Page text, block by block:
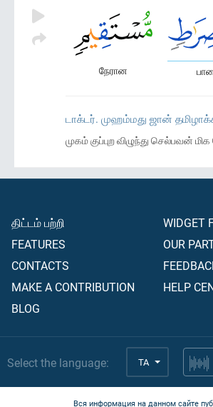
நேரான
டாக்டர். முஹம்மது ஜான்
முகம் குப்புற விழுந்து செல்பவன்
திட்டம் பற்றி
FEATURES
CONTACTS
MAKE A CONTRIBUTION
BLOG
WIDGET
OUR
HELP
Select the language: TA
Вся информация на данном сайте